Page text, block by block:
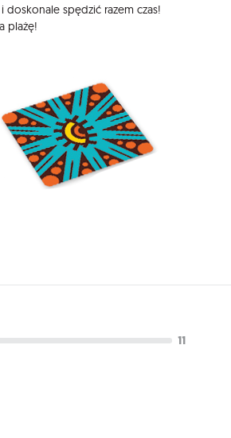
spędzić razem czas!
plażę!